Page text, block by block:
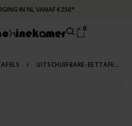
IN NL VANAF €250*
0
/ UITSCHUIFBARE-EETTAFELS